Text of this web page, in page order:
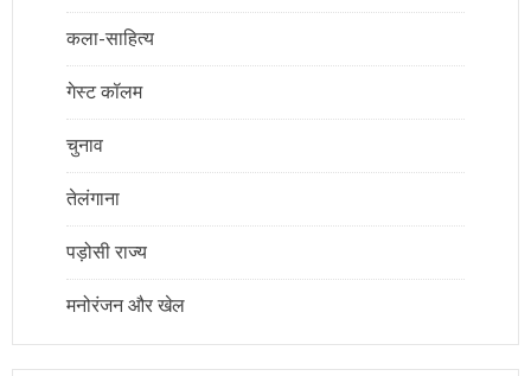
कला-साहित्य
गेस्ट कॉलम
चुनाव
तेलंगाना
पड़ोसी राज्य
मनोरंजन और खेल